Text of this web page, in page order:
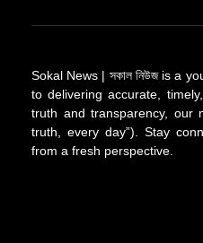
Sokal News | সকাল নিউজ is a
to delivering accurate,
truth and transparency, our
truth, every day”). Stay
from a fresh perspective.